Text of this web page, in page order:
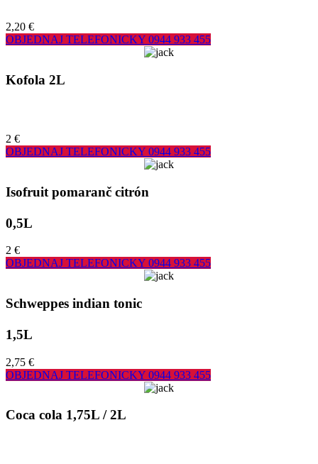
2,20 €
OBJEDNAJ TELEFONICKY 0944 933 455
Kofola 2L
2 €
OBJEDNAJ TELEFONICKY 0944 933 455
Isofruit pomaranč citrón
0,5L
2 €
OBJEDNAJ TELEFONICKY 0944 933 455
Schweppes indian tonic
1,5L
2,75 €
OBJEDNAJ TELEFONICKY 0944 933 455
Coca cola 1,75L / 2L